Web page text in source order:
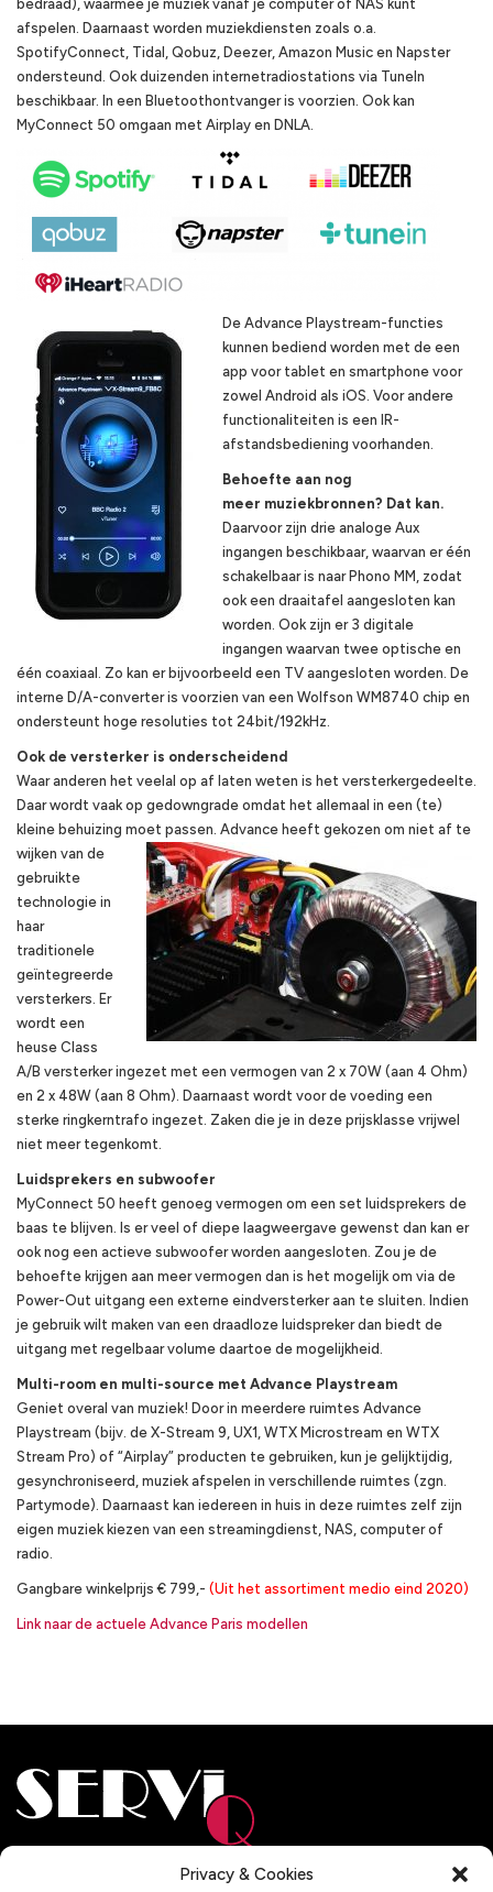
Privacy & Cookies
bedraad), waarmee je muziek vanaf je computer of NAS kunt
afspelen. Daarnaast worden muziekdiensten zoals o.a.
SpotifyConnect, Tidal, Qobuz, Deezer, Amazon Music en Napster
ondersteund. Ook duizenden internetradiostations via TuneIn
beschikbaar. In een Bluetoothontvanger is voorzien. Ook kan
MyConnect 50 omgaan met Airplay en DNLA.
De Advance Playstream-functies
kunnen bediend worden met de een
app voor tablet en smartphone voor
zowel Android als iOS. Voor andere
functionaliteiten is een IR-
afstandsbediening voorhanden.
Behoefte aan nog
meer muziekbronnen? Dat kan.
Daarvoor zijn drie analoge Aux
ingangen beschikbaar, waarvan er één
schakelbaar is naar Phono MM, zodat
ook een draaitafel aangesloten kan
worden. Ook zijn er 3 digitale
ingangen waarvan twee optische en
één coaxiaal. Zo kan er bijvoorbeeld een TV aangesloten worden. De
interne D/A-converter is voorzien van een Wolfson WM8740 chip en
ondersteunt hoge resoluties tot 24bit/192kHz.
Ook de versterker is onderscheid end
Waar anderen het veelal op af laten weten is het versterkergedeelte.
Daar wordt vaak op gedowngrade omdat het allemaal in een (te)
kleine behuizing moet passen. Advance heeft gekozen om niet af te
wijken van de
gebruikte
technologie in
haar
traditionele
geïntegreerde
versterkers. Er
wordt een
heuse Class
A/B versterker ingezet met een vermogen van 2 x 70W (aan 4 Ohm)
en 2 x 48W (aan 8 Ohm). Daarnaast wordt voor de voeding een
sterke ringkerntrafo ingezet. Zaken die je in deze prijsklasse vrijwel
niet meer tegenkomt.
Luidsprekers en subwoofer
MyConnect 50 heeft genoeg vermogen om een set luidsprekers de
baas te blijven. Is er veel of diepe laagweergave gewenst dan kan er
ook nog een actieve subwoofer worden aangesloten. Zou je de
behoefte krijgen aan meer vermogen dan is het mogelijk om via de
Power-Out uitgang een externe eindversterker aan te sluiten. Indien
je gebruik wilt maken van een draadloze luidspreker dan biedt de
uitgang met regelbaar volume daartoe de mogelijkheid.
Multi-room en multi-source met Advance Playstream
Geniet overal van muziek! Door in meerdere ruimtes Advance
Playstream (bijv. de X-Stream 9, UX1, WTX Microstream en WTX
Stream Pro) of “Airplay” producten te gebruiken, kun je gelijktijdig,
gesynchroniseerd, muziek afspelen in verschillende ruimtes (zgn.
Partymode). Daarnaast kan iedereen in huis in deze ruimtes zelf zijn
eigen muziek kiezen van een streamingdienst, NAS, computer of
radio.
Gangbare winkelprijs € 799,- (Uit het assortiment medio eind 2020)
Link naar de actuele Advance Paris modellen